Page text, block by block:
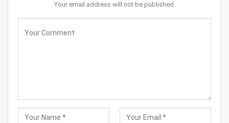
Your email address will not be published.